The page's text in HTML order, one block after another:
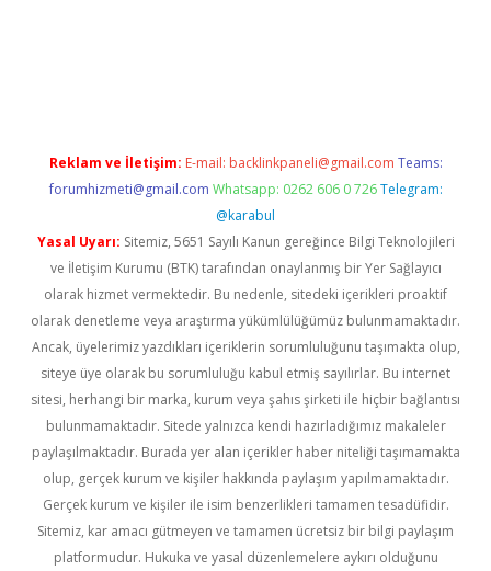
Reklam ve İletişim: E-mail: backlinkpaneli@gmail.com Teams:
forumhizmeti@gmail.com Whatsapp: 0262 606 0 726 Telegram:
@karabul
Yasal Uyarı: Sitemiz, 5651 Sayılı Kanun gereğince Bilgi Teknolojileri
ve İletişim Kurumu (BTK) tarafından onaylanmış bir Yer Sağlayıcı
olarak hizmet vermektedir. Bu nedenle, sitedeki içerikleri proaktif
olarak denetleme veya araştırma yükümlülüğümüz bulunmamaktadır.
Ancak, üyelerimiz yazdıkları içeriklerin sorumluluğunu taşımakta olup,
siteye üye olarak bu sorumluluğu kabul etmiş sayılırlar. Bu internet
sitesi, herhangi bir marka, kurum veya şahıs şirketi ile hiçbir bağlantısı
bulunmamaktadır. Sitede yalnızca kendi hazırladığımız makaleler
paylaşılmaktadır. Burada yer alan içerikler haber niteliği taşımamakta
olup, gerçek kurum ve kişiler hakkında paylaşım yapılmamaktadır.
Gerçek kurum ve kişiler ile isim benzerlikleri tamamen tesadüfidir.
Sitemiz, kar amacı gütmeyen ve tamamen ücretsiz bir bilgi paylaşım
platformudur. Hukuka ve yasal düzenlemelere aykırı olduğunu